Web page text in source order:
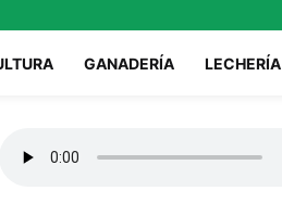
GANADERÍA LECHERÍA